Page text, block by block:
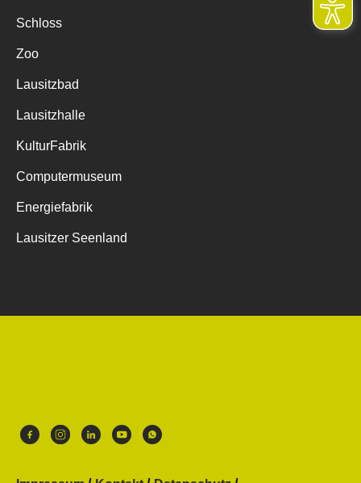
Schloss
Zoo
Lausitzbad
Lausitzhalle
KulturFabrik
Computermuseum
Energiefabrik
Lausitzer Seenland